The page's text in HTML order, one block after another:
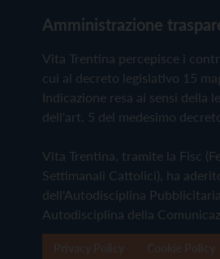
Amministrazione
Vita Trentina percepisce i
cui al decreto legislativo 15
Indicazione resa ai sensi della
dell'art. 5 del medesimo
Vita Trentina, tramite la Fisc
Settimanali Cattolici), ha
dell'Autodisciplina
Autodisciplina della